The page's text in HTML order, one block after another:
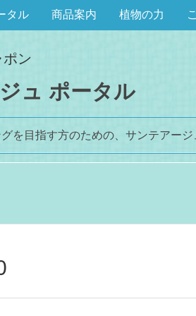
タル 商品案内 植物の力
ポン
ュ ポータル
を目指す方のための、サンテアージ